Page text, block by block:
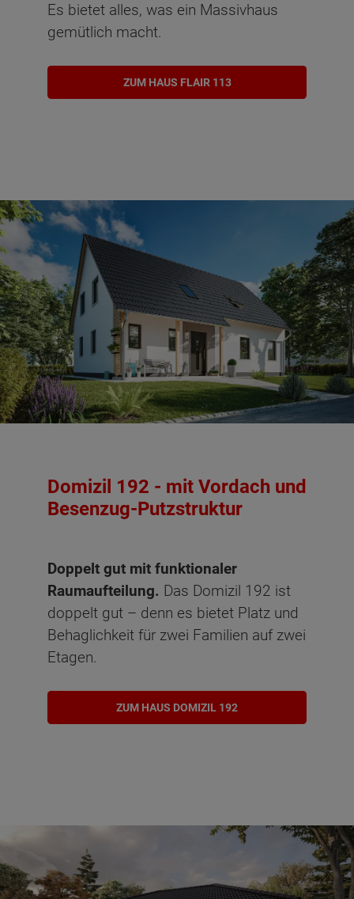
Es bietet alles, was ein Massivhaus
gemütlich macht.
ZUM HAUS FLAIR 113
Domizil 192 - mit Vordach und
Besenzug-Putzstruktur
Doppelt gut mit funktionaler
Raumaufteilung. Das Domizil 192 ist
doppelt gut – denn es bietet Platz und
Behaglichkeit für zwei Familien auf zwei
Etagen.
ZUM HAUS DOMIZIL 192